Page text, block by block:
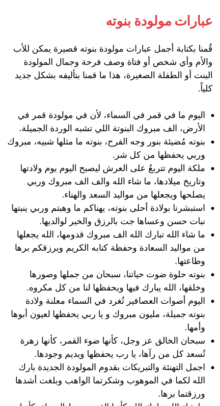
عبارات مولودة بنوته
قُمنا بكتابة أجمل عبارات مولودة بنوته قصيرة يمكن للأب
والأم وأي شخص أو فتاة وصف فرحة وجمال المولودة
البنت أو الطفلة الصغيرة، هذا ما قمنا بتأليفه بشكل جديد
كلياً.
اليوم ما في قمر في السماء، لأن في مولودة قمر في
الأرض، الف مبروك البنوتة اللي تشبه الوردة الجميلة.
بنوته مُضيئة بنور وجه الفرح، بنوته ما مثلها شبيه، مبروك
وربي يحفظها من كل شر.
ملكة اليوم تتربعُ على العرش ليصبح اليوم يوم ولادتها
وتاريخ ميلادها، ما شاء الله والف الف مبروك وربي
يصلحها ويجعلها من مواليد السعد والهناء.
استبشرنا بولادة أحلى بنوته، يهناكم ما وهبتم وربي ينبتها
نبات حسن وعساها جت بالرزق والخير لوالديها.
ما شاء الله تبارك الله الف مبروك قدومها، الله يجعلها
من مواليد السعادة وحفظة كتابه الكريم ويرزقكم برها
وطاعتها.
بنوته حلوة ضوت حياتنا، سبحان من جملها وصورها
وخلقها، الله يبارك فيها ويحفظها لنا من كل مكروه.
اليوم أصوات العصافير تُغرد في السماء معلنة ولادة
بنوته جميلة، مليون مبروك و يا ربي يحفظها لعيون أبوها
وأمها.
سبحان الخالق عز وجل، كأنها ضوء القمر، كأنها زهرة
تُسعد كل من رآها، يا رب يحفظها ويديم وجودها.
اجمل التهنئة والتبريكات بقدوم المولودة الجديدة بارك
الله لكما في الموهوب وشكرتما الواهب وبلغت أشدها
ورزقتما برها.